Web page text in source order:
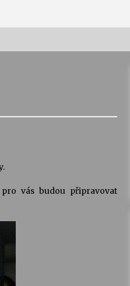
Michala Novenka v
vás budou připravovat